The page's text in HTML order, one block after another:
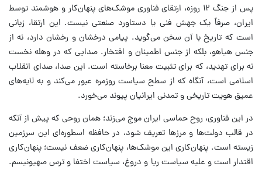
پس از جنگ ۱۲ روزه، ارتقای فناوری موشک‌های پنهان‌کار و هوشمند توسط
ایران، صرفاً یک جهش فنی یا دستاورد صنعتی نیست. این ارتقا، زبانی
است که تاریخ با آن سخن می‌گوید. پیامی درخشان و رخشان دارد، نه از
جنس هیاهو، بلکه از جنس اطمینان و افتخار. صدایی که در وهله نخست
نه برای تهدید، که برای تثبیت معنا برخاسته است. این صدا، صدای انقلاب
اسلامی است، آنگاه که از سطح سیاست روزمره عبور می‌کند و به لایه‌های
عمیق هویت تاریخی و تمدنی ایرانیان پیوند می‌خورد.
در این فناوری، روح حماسی ایران موج می‌زند؛ همان روحی که پیش از آنکه
در قالب دولت‌ها و مرزها تعریف شود، در حافظه اسطوره‌ای این سرزمین
زیسته است. پنهان‌کاری این موشک‌ها، پنهان‌کاری ضعف نیست؛ پنهان‌کاری
اقتدار است و علیه سیاست ریا و دروغ، سیاست اختفا و ترس صهیونیسم.